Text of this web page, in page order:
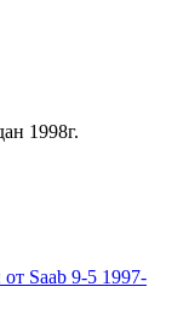
1998г.
Saab 9-5 1997-